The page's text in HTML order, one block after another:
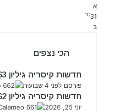
א
31
℃
ב
הכי נצפים
חדשות קיסריה גיליון 663
פורסם לפני 4 שבועות
חדשות קיסריה גיליון 662
יוני 25, 2026